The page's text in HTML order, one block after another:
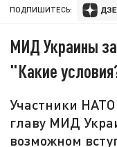
ПОДПИШИТЕСЬ:
МИД Украины
"Какие
Участники НАТО
главу МИД
возможном